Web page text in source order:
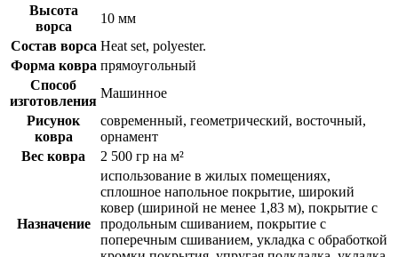
Высота
ворса
10 мм
Состав ворса Heat set, polyester.
Форма ковра прямоугольный
Способ
изготовления
Машинное
Рисунок
ковра
современный, геометрический, восточный,
орнамент
Вес ковра
2 500 гр на м²
Назначение
использование в жилых помещениях,
сплошное напольное покрытие, широкий
ковер (шириной не менее 1,83 м), покрытие с
продольным сшиванием, покрытие с
поперечным сшиванием, укладка с обработкой